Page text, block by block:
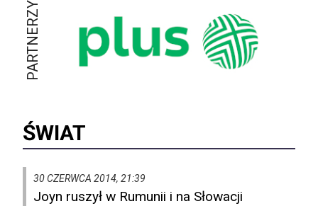
PARTNERZY
ŚWIAT
30 CZERWCA 2014, 21:39
Joyn ruszył w Rumunii i na Słowacji